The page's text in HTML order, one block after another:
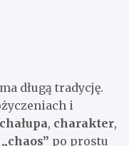
ma długą tradycję.
i
chałupa, charakter,
„chaos” po prostu